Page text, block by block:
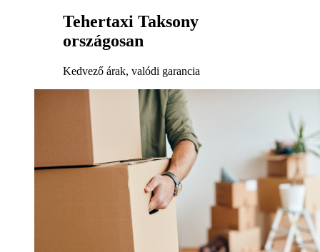
Tehertaxi Taksony
országosan
Kedvező árak, valódi garancia